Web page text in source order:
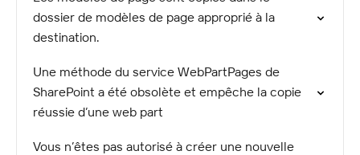
dossier de modèles de page approprié à la
destination.
Une méthode du service WebPartPages de
SharePoint a été obsolète et empêche la copie
réussie d’une web part
Vous n’êtes pas autorisé à créer une nouvelle